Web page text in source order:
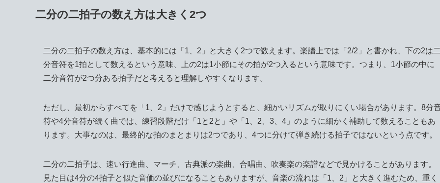
二分の二拍子の数え方は大きく2つ
二分の二拍子の数え方は、基本的には「1、2」と大きく2つで数えます。楽譜上では「2/2」と書かれ、下の2は
分音符を1拍として数えるという意味、上の2は1小節にその拍が2つ入るという意味です。つまり、1小節の中に
二分音符が2つ分ある拍子だと考えると理解しやすくなります。
ただし、最初からすべてを「1、2」だけで感じようとすると、細かいリズムが取りにくい場合があります。8分
符や4分音符が続く曲では、練習段階だけ「1と2と」や「1、2、3、4」のように細かく補助して数えることもあ
ります。大事なのは、最終的な拍のまとまりは2つであり、4つに分けて弾き続ける拍子ではないという点です。
二分の二拍子は、速い行進曲、マーチ、古典派の楽曲、合唱曲、吹奏楽の楽譜などで見かけることがあります。
見た目は4分の4拍子と似た音価の並びになることもありますが、音楽の流れは「1、2」と大きく進むため、重く